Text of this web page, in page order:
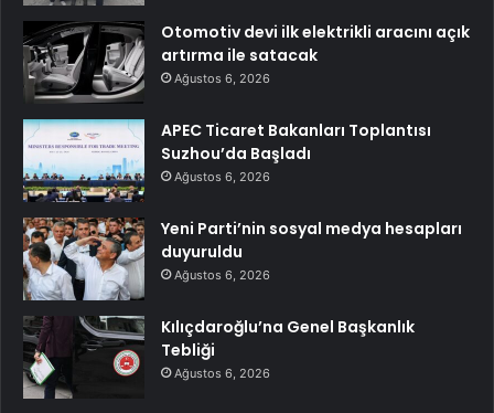
Otomotiv devi ilk elektrikli aracını açık
artırma ile satacak
Ağustos 6, 2026
APEC Ticaret Bakanları Toplantısı
Suzhou’da Başladı
Ağustos 6, 2026
Yeni Parti’nin sosyal medya hesapları
duyuruldu
Ağustos 6, 2026
Kılıçdaroğlu’na Genel Başkanlık
Tebliği
Ağustos 6, 2026